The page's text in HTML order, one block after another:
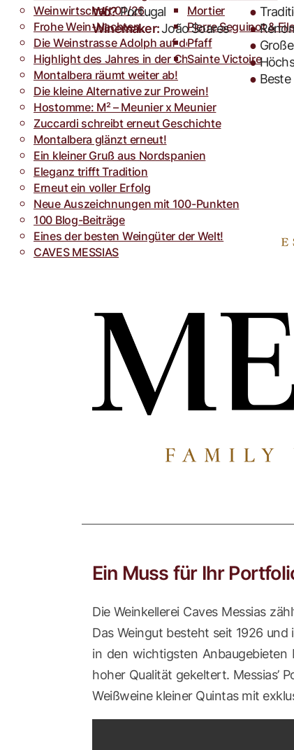
Weinwirtschaft 01/26
Frohe Wein-Nachten.
Die Weinstrasse Adolph auf der weinFACH
Highlight des Jahres in der Champagne.
Montalbera räumt weiter ab!
Die kleine Alternative zur Prowein!
Hostomme: M² – Meunier x Meunier
Zuccardi schreibt erneut Geschichte
Montalbera glänzt erneut!
Ein kleiner Gruß aus Nordspanien
Eleganz trifft Tradition
Erneut ein voller Erfolg
Neue Auszeichnungen mit 100-Punkten
100 Blog-Beiträge
Eines der besten Weingüter der Welt!
CAVES MESSIAS
Toro
Rocca dei Forti
Villa Armellina
Mortier
Pierre Seguinot &
Pfaff
Sainte Victoire
Wo?Portugal
Winemaker:João Soares
●
●
●
●
● Beste
Ein Muss für Ihr
Die Weinkellerei Caves Messias
Das Weingut besteht seit 1926
in den wichtigsten Anbaugebieten
hoher Qualität gekeltert. Messias’
Weißweine kleiner Quintas mit